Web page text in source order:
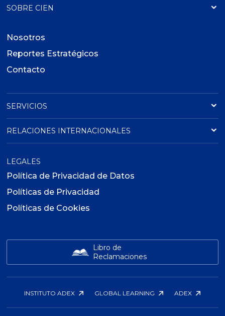
SOBRE CIEN
Nosotros
Reportes Estratégicos
Contacto
SERVICIOS
RELACIONES INTERNACIONALES
LEGALES
Política de Privacidad de Datos
Políticas de Privacidad
Políticas de Cookies
Libro de
Reclamaciones
INSTITUTO ADEX GLOBAL LEARNING ADEX